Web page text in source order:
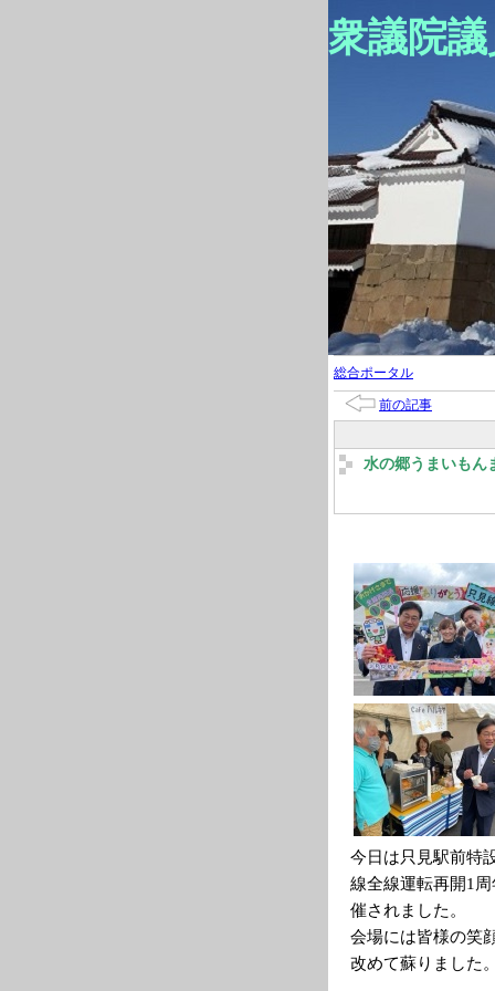
衆議院
総合ポータル
前の記事
水の郷うまいもん
今日は只見駅前特
線全線運転再開1
催されました。
会場には皆様の笑
改めて蘇りました。